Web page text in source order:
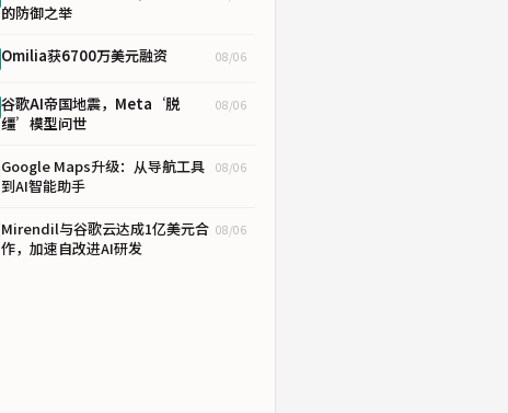
的防御之举
Omilia获6700万美元融资 08/06
谷歌AI帝国地震，Meta‘脱
缰’模型问世
08/06
Google Maps升级：从导航工具
到AI智能助手
08/06
Mirendil与谷歌云达成1亿美元合
作，加速自改进AI研发
08/06